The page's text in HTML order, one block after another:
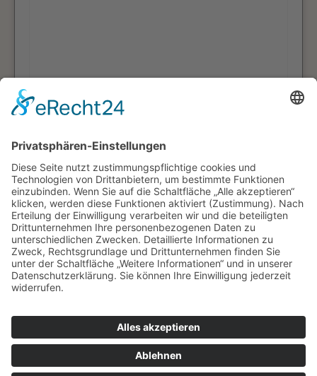
Die Datenschutzerklärung
Kenntnis genommen.
© WAMATEC GmbH Impressum
Datenschutz
Kontakt